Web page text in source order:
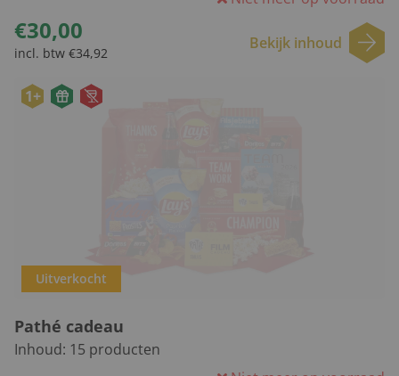
€30,00
incl. btw €34,92
Bekijk inhoud
1+
Uitverkocht
Pathé cadeau
Inhoud: 15 producten